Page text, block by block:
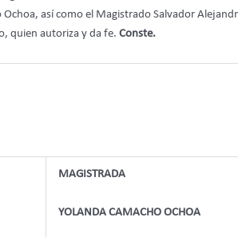
Ochoa, así como el Magistrado Salvador
quien autoriza y da fe. Conste.
MAGISTRADA
YOLANDA CAMACHO OCHOA